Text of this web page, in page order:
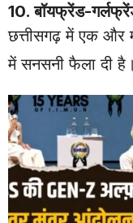
10. बॉयफ्रेंड-
छत्तीसगढ़ में एक और
में सनसनी फैला दी है।